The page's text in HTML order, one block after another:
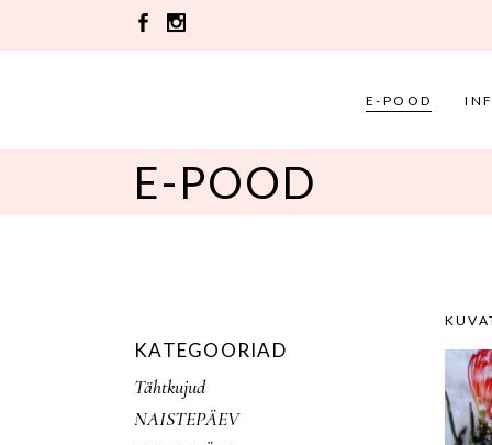
E-POOD
E-POOD
KATEGOORIAD
Tähtkujud
NAISTEPÄEV